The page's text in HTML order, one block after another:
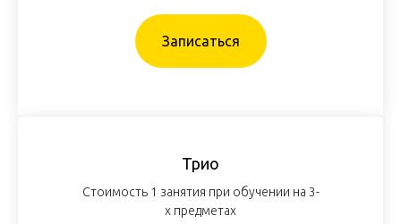
Записаться
Трио
Стоимость 1 занятия при обучении на 3-
х предметах